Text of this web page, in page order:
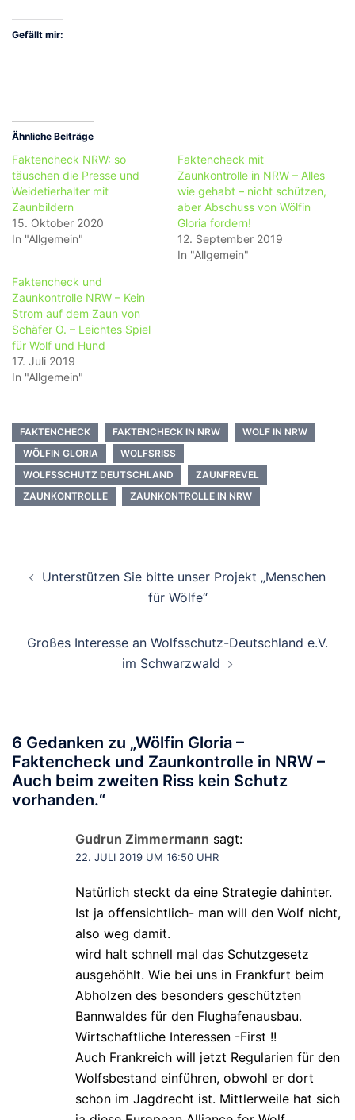
Gefällt mir:
Ähnliche Beiträge
Faktencheck NRW: so
täuschen die Presse und
Weidetierhalter mit
Zaunbildern
15. Oktober 2020
In "Allgemein"
Faktencheck mit
Zaunkontrolle in NRW – Alles
wie gehabt – nicht schützen,
aber Abschuss von Wölfin
Gloria fordern!
12. September 2019
In "Allgemein"
Faktencheck und
Zaunkontrolle NRW – Kein
Strom auf dem Zaun von
Schäfer O. – Leichtes Spiel
für Wolf und Hund
17. Juli 2019
In "Allgemein"
FAKTENCHECK FAKTENCHECK IN NRW
WOLF IN NRW
WÖLFIN GLORIA
WOLFSRISS
WOLFSSCHUTZ DEUTSCHLAND
ZAUNFREVEL
ZAUNKONTROLLE
ZAUNKONTROLLE IN NRW
Unterstützen Sie bitte unser Projekt „Menschen
für Wölfe“
Großes Interesse an Wolfsschutz-Deutschland e.V.
im Schwarzwald
6 Gedanken zu „Wölfin Gloria –
Faktencheck und Zaunkontrolle in NRW –
Auch beim zweiten Riss kein Schutz
vorhanden.“
Gudrun Zimmermann sagt:
22. JULI 2019 UM 16:50 UHR
Natürlich steckt da eine Strategie dahinter.
Ist ja offensichtlich- man will den Wolf nicht,
also weg damit.
wird halt schnell mal das Schutzgesetz
ausgehöhlt. Wie bei uns in Frankfurt beim
Abholzen des besonders geschützten
Bannwaldes für den Flughafenausbau.
Wirtschaftliche Interessen -First !!
Auch Frankreich will jetzt Regularien für den
Wolfsbestand einführen, obwohl er dort
schon im Jagdrecht ist. Mittlerweile hat sich